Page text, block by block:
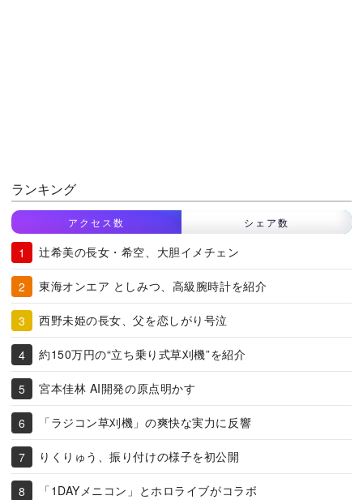
ランキング
アクセス数 シェア数
辻希美の長女・希空、大胆イメチェン
東海オンエア としみつ、高級腕時計を紹介
西野未姫の長女、父を恋しがり号泣
約150万円の“立ち乗り式草刈機”を紹介
宮本佳林 AI開発の原点明かす
「ラジコン草刈機」の爽快な実力に反響
りくりゅう、振り付けの様子を初公開
「1DAYメニコン」とホロライブがコラボ